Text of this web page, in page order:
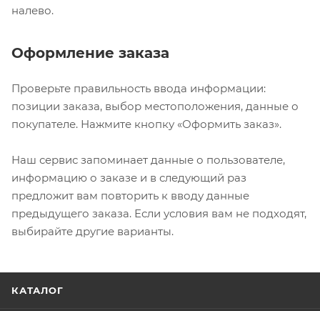
налево.
Оформление заказа
Проверьте правильность ввода информации:
позиции заказа, выбор местоположения, данные о
покупателе. Нажмите кнопку «Оформить заказ».
Наш сервис запоминает данные о пользователе,
информацию о заказе и в следующий раз
предложит вам повторить к вводу данные
предыдущего заказа. Если условия вам не подходят,
выбирайте другие варианты.
КАТАЛОГ